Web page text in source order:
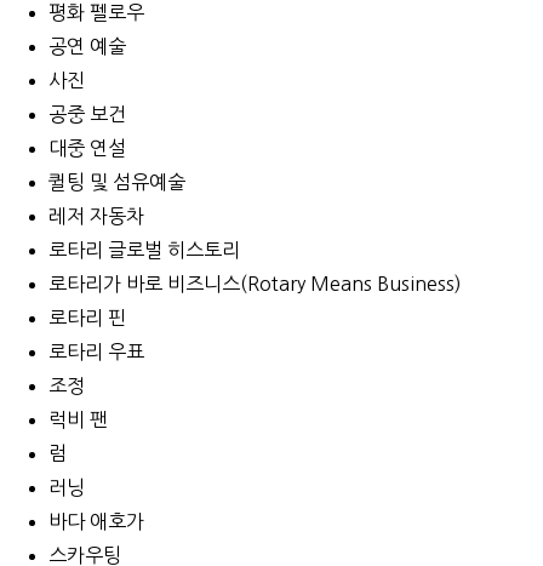
평화 펠로우
공연 예술
사진
공중 보건
대중 연설
퀼팅 및 섬유예술
레저 자동차
로타리 글로벌 히스토리
로타리가 바로 비즈니스(Rotary Means Business)
로타리 핀
로타리 우표
조정
럭비 팬
럼
러닝
바다 애호가
스카우팅